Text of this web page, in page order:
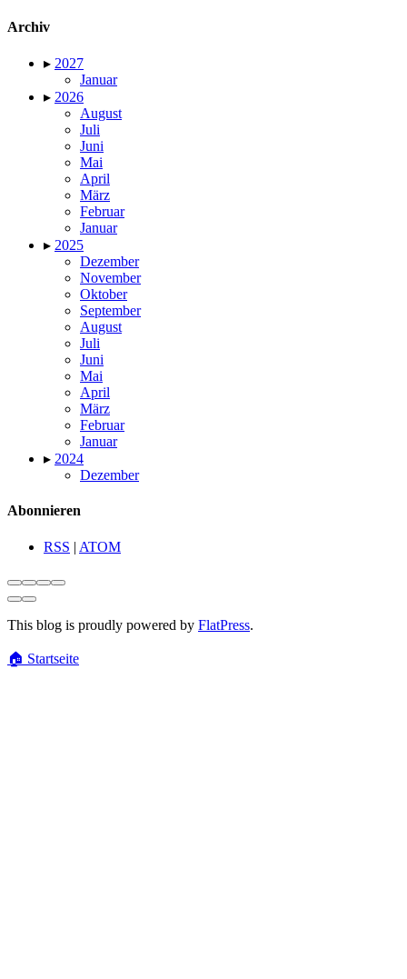
Archiv
▸ 2027
Januar
▸ 2026
August
Juli
Juni
Mai
April
März
Februar
Januar
▸ 2025
Dezember
November
Oktober
September
August
Juli
Juni
Mai
April
März
Februar
Januar
▸ 2024
Dezember
Abonnieren
RSS | ATOM
This blog is proudly powered by FlatPress.
🏠 Startseite